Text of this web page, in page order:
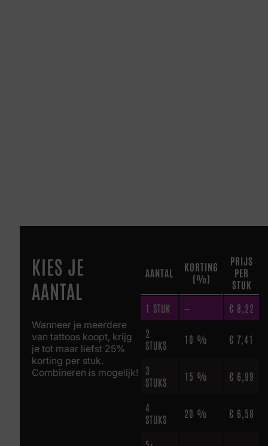
KIES JE
AANTAL
Wanneer je meerdere
van tattoos koopt, krijg
je tot maar liefst 25%
korting per stuk.
Combineren is mogelijk!
AANTAL
KORTING
(%)
PRIJS
PER
STUK
1 STUK — € 8,22
2
STUKS
10 % € 7,41
3
STUKS
15 % € 6,99
4
STUKS
20 % € 6,58